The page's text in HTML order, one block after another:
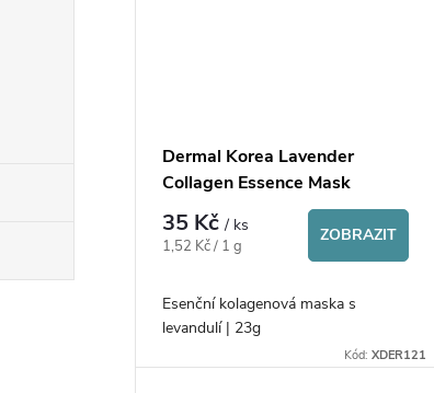
Dermal Korea Lavender
Collagen Essence Mask
35 Kč/ ks
Měrná
1,52 Kč / 1 g
ZOBRAZIT
Esenční kolagenová maska s
levandulí | 23g
Kód:XDER121